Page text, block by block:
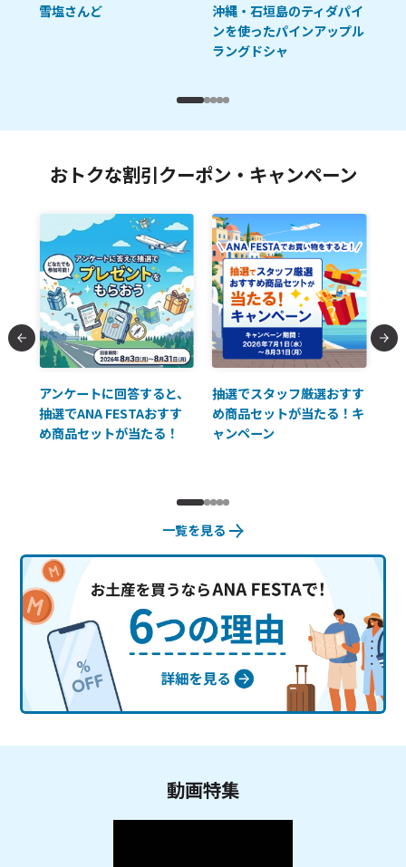
雪塩さんど
沖縄・石垣島のティダパイ
ンを使ったパインアップル
ラングドシャ
おトクな割引クーポン・キャンペーン
アンケートに回答すると、
抽選でANA FESTAおすす
め商品セットが当たる！
抽選でスタッフ厳選おすす
め商品セットが当たる！キ
ャンペーン
一覧を見る
動画特集